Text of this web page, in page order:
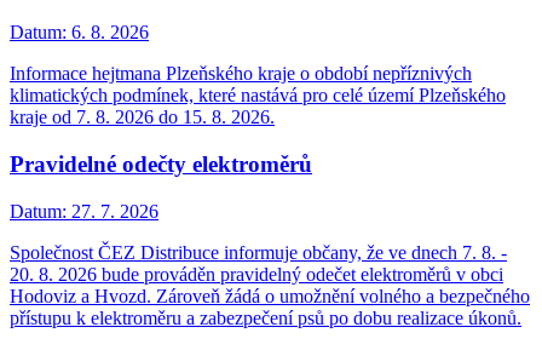
Datum: 6. 8. 2026
Informace hejtmana Plzeňského kraje o období nepříznivých
klimatických podmínek, které nastává pro celé území Plzeňského
kraje od 7. 8. 2026 do 15. 8. 2026.
Pravidelné odečty elektroměrů
Datum: 27. 7. 2026
Společnost ČEZ Distribuce informuje občany, že ve dnech 7. 8. -
20. 8. 2026 bude prováděn pravidelný odečet elektroměrů v obci
Hodoviz a Hvozd. Zároveň žádá o umožnění volného a bezpečného
přístupu k elektroměru a zabezpečení psů po dobu realizace úkonů.